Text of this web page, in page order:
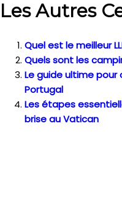
Les Autres
Quel est le meilleur
Quels sont les
Le guide ultime
Portugal
Les étapes
brise au Vatican